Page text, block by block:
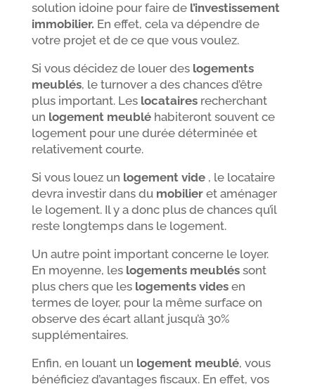
solution idoine pour faire de l’investissement
immobilier. En effet, cela va dépendre de
votre projet et de ce que vous voulez.
Si vous décidez de louer des logements
meublés, le turnover a des chances d’être
plus important. Les locataires recherchant
un logement meubléhabiteront souvent ce
logement pour une durée déterminée et
relativement courte.
Si vous louez un logement vide, le locataire
devra investir dans du mobilieret aménager
le logement. Il y a donc plus de chances qu’il
reste longtemps dans le logement.
Un autre point important concerne le loyer.
En moyenne, les logements meubléssont
plus chers que les logements videsen
termes de loyer, pour la même surface on
observe des écart allant jusqu’à 30%
supplémentaires.
Enfin, en louant un logement meublé, vous
bénéficiez d’avantages fiscaux. En effet, vos